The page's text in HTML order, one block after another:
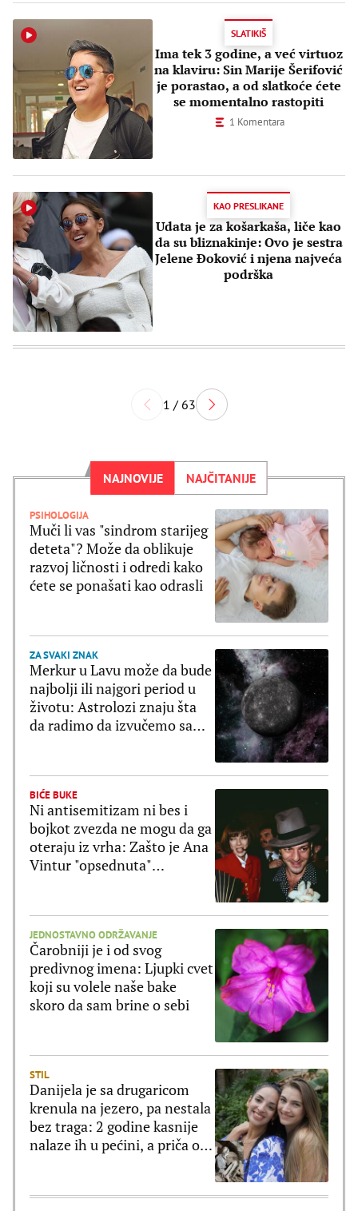
SLATIKIŠ
Ima tek 3 godine, a već virtuoz
na klaviru: Sin Marije Šerifović
je porastao, a od slatkoće ćete
se momentalno rastopiti
1 Komentara
KAO PRESLIKANE
Udata je za košarkaša, liče kao
da su bliznakinje: Ovo je sestra
Jelene Đoković i njena najveća
podrška
1 / 63
NAJNOVIJE NAJČITANIJE
PSIHOLOGIJA
Muči li vas "sindrom starijeg
deteta"? Može da oblikuje
razvoj ličnosti i odredi kako
ćete se ponašati kao odrasli
ZA SVAKI ZNAK
Merkur u Lavu može da bude
najbolji ili najgori period u
životu: Astrolozi znaju šta
da radimo da izvučemo samo
BIĆE BUKE
Ni antisemitizam ni bes i
bojkot zvezda ne mogu da ga
oteraju iz vrha: Zašto je Ana
Vintur "opsednuta"
JEDNOSTAVNO ODRŽAVANJE
Čarobniji je i od svog
predivnog imena: Ljupki cvet
koji su volele naše bake
skoro da sam brine o sebi
STIL
Danijela je sa drugaricom
krenula na jezero, pa nestala
bez traga: 2 godine kasnije
nalaze ih u pećini, a priča o